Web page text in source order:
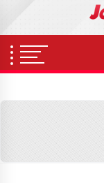
content